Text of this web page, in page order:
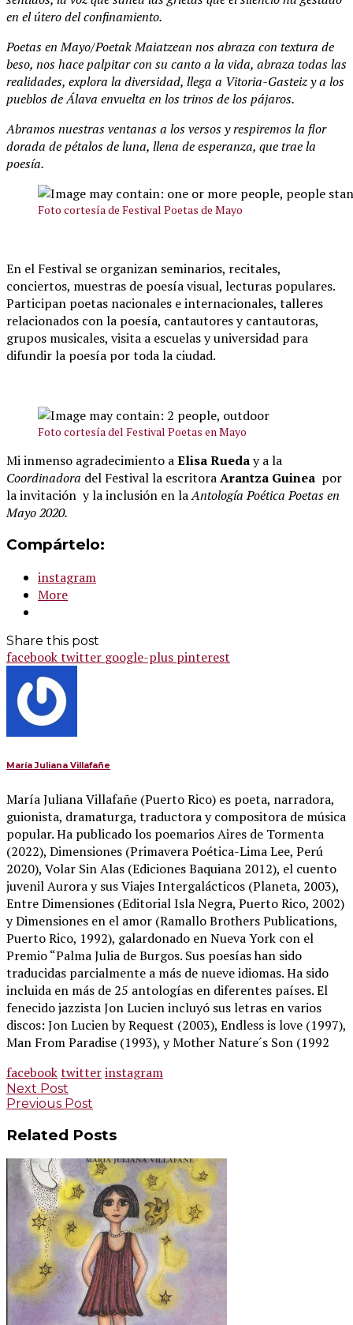
en el útero del confinamiento.
Poetas en Mayo/Poetak Maiatzean nos abraza con textura de
beso, nos hace palpitar con su canto a la vida, abraza todas las
realidades, explora la diversidad, llega a Vitoria-Gasteiz y a los
pueblos de Álava envuelta en los trinos de los pájaros.
Abramos nuestras ventanas a los versos y respiremos la flor
dorada de pétalos de luna, llena de esperanza, que trae la
poesía.
Foto cortesía de Festival Poetas de Mayo
En el Festival se organizan seminarios, recitales,
conciertos, muestras de poesía visual, lecturas populares.
Participan poetas nacionales e internacionales, talleres
relacionados con la poesía, cantautores y cantautoras,
grupos musicales, visita a escuelas y universidad para
difundir la poesía por toda la ciudad.
Foto cortesía del Festival Poetas en Mayo
Mi inmenso agradecimiento aElisa Rueday a la
Coordinadora del Festival la escritoraArantza Guinea por
la invitación y la inclusión en laAntología Poética Poetas en
Mayo 2020.
Compártelo:
instagram
More
Share this post
facebooktwitter google-plus pinterest
María Juliana Villafañe
María Juliana Villafañe (Puerto Rico) es poeta, narradora,
guionista, dramaturga, traductora y compositora de música
popular. Ha publicado los poemarios Aires de Tormenta
(2022), Dimensiones (Primavera Poética-Lima Lee, Perú
2020), Volar Sin Alas (Ediciones Baquiana 2012), el cuento
juvenil Aurora y sus Viajes Intergalácticos (Planeta, 2003),
Entre Dimensiones (Editorial Isla Negra, Puerto Rico, 2002)
y Dimensiones en el amor (Ramallo Brothers Publications,
Puerto Rico, 1992), galardonado en Nueva York con el
Premio “Palma Julia de Burgos. Sus poesías han sido
traducidas parcialmente a más de nueve idiomas. Ha sido
incluida en más de 25 antologías en diferentes países. El
fenecido jazzista Jon Lucien incluyó sus letras en varios
discos: Jon Lucien by Request (2003), Endless is love (1997),
Man From Paradise (1993), y Mother Nature´s Son (1992
facebooktwitterinstagram
Post
navigation
Next Post
Previous Post
Related Posts